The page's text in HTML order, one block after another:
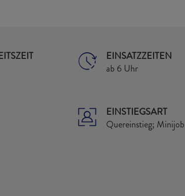
EINSATZZEITEN
ab 6 Uhr
EINSTIEGSART
Quereinstieg; Minijob